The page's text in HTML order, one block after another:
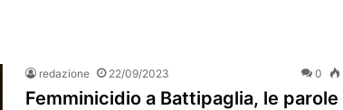
redazione 22/09/2023 0
Femminicidio a Battipaglia, le parole